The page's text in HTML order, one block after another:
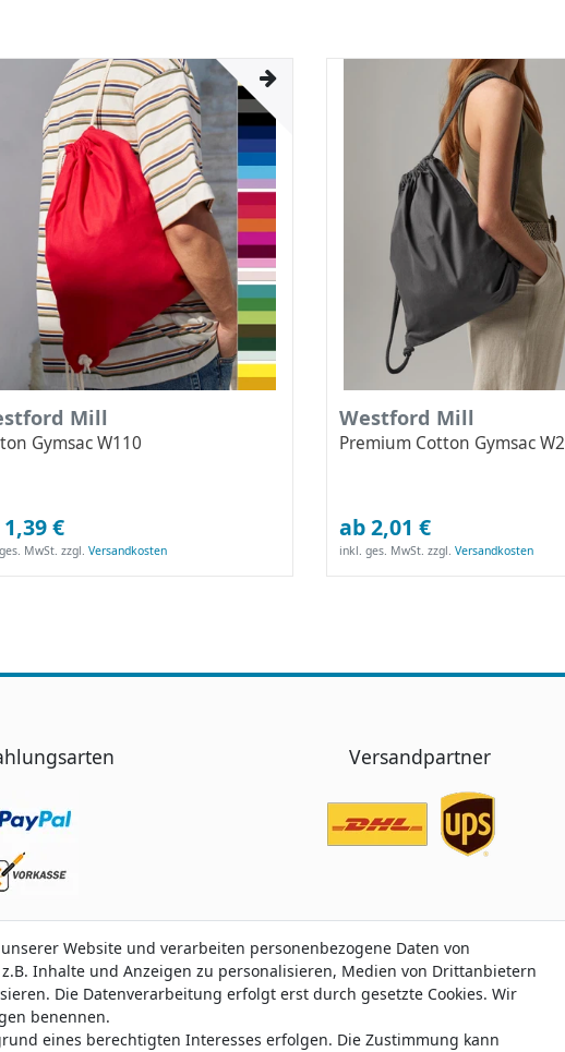
Mill
Gymsac W110
€
MwSt. zzgl.Versandkosten
Westford Mill
Premium Cotton Gymsac
ab 2,01 €
inkl. ges. MwSt. zzgl.Versandkosten
Versandpartner
bei Trustami:5.00/5.00 mit319.186Bewertungen | Bewertungsgrundlage des
Website und verarbeiten personenbezogene Daten von
Inhalte und Anzeigen zu personalisieren, Medien von Drittanbietern
Die Datenverarbeitung erfolgt erst durch gesetzte Cookies. Wir
benennen.
eines berechtigten Interesses erfolgen. Die Zustimmung kann
Website und verarbeiten personenbezogene Daten von
Inhalte und Anzeigen zu personalisieren, Medien von Drittanbietern
Die Datenverarbeitung erfolgt erst durch gesetzte Cookies. Wir
benennen.
eines berechtigten Interesses erfolgen. Die Zustimmung kann